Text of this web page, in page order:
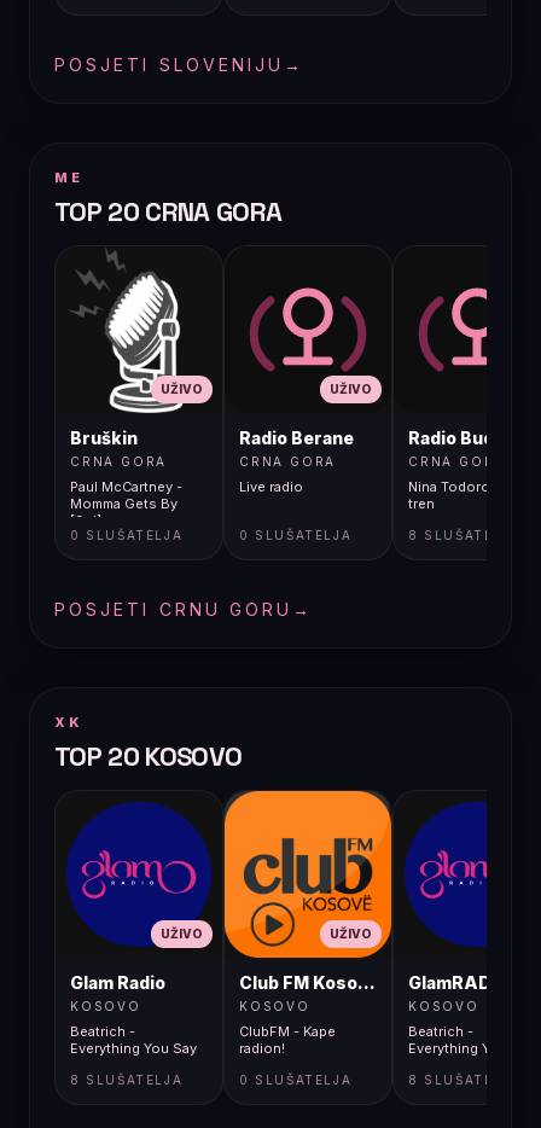
POSJETI SLOVENIJU →
ME
TOP 20 CRNA GORA
UŽIVO
Bruškin
CRNA GORA
Paul McCartney -
Momma Gets By
[9gj]
0 SLUŠATELJA
UŽIVO
Radio Berane
CRNA GORA
Live radio
0 SLUŠATELJA
Radio Budva
CRNA GORA
Nina Todorovic -
tren
8 SLUŠATELJA
POSJETI CRNU GORU →
XK
TOP 20 KOSOVO
UŽIVO
Glam Radio
KOSOVO
Beatrich -
Everything You Say
8 SLUŠATELJA
UŽIVO
Club FM Kosovë
KOSOVO
ClubFM - Kape
radion!
0 SLUŠATELJA
GlamRADIO
KOSOVO
Beatrich -
Everything You Say
8 SLUŠATELJA